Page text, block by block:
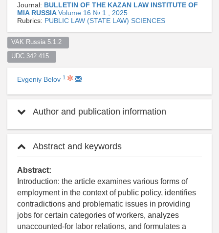
Journal: BULLETIN OF THE KAZAN LAW INSTITUTE OF
MIA RUSSIAVolume 16 № 1 , 2025
Rubrics: PUBLIC LAW (STATE LAW) SCIENCES
VAK Russia 5.1.2
UDC 342.415
Evgeniy Belov 1
Author and publication information
Abstract and keywords
Abstract:
Introduction: the article examines various forms of
employment in the context of public policy, identifies
contradictions and problematic issues in providing
jobs for certain categories of workers, analyzes
unaccounted-for labor relations, and formulates a